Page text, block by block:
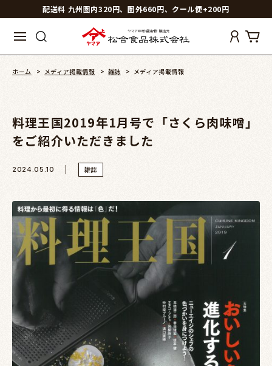
配送料 九州圏内320円、圏外660円、クール便+200円
ホーム > メディア掲載情報 > 雑誌 > メディア掲載情報
料理王国2019年1月号で「さくら肉味噌」
をご紹介いただきました
2024.05.10 雑誌